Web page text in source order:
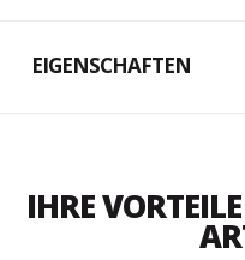
EIGENSCHAFTEN
IHRE